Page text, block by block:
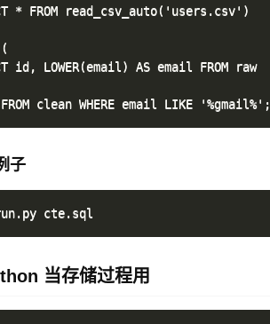
* FROM read_csv_auto('users.csv')
id, LOWER(email) AS email FROM raw
子
当存储过程用